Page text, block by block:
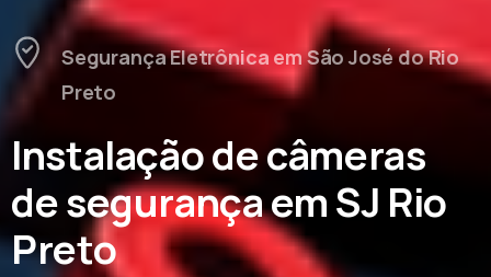
Segurança Eletrônica em São José do Rio
Preto
Instalação de câmeras
de segurança em SJ Rio
Preto